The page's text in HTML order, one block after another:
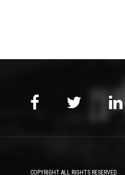
COPYRIGHT ALL RIGHTS RESERVED.